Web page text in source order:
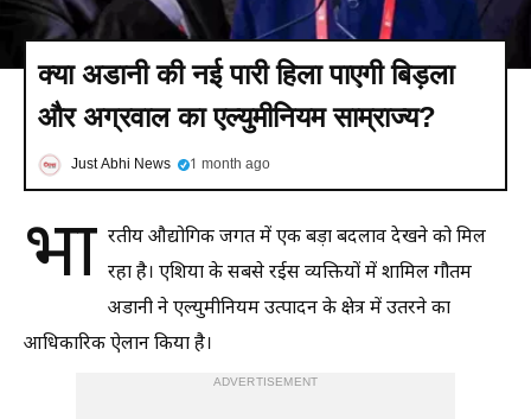
क्या अडानी की नई पारी हिला पाएगी बिड़ला
और अग्रवाल का एल्युमीनियम साम्राज्य?​
Just Abhi News 1 month ago
भा रतीय औद्योगिक जगत में एक बड़ा बदलाव देखने को मिल
रहा है। एशिया के सबसे रईस व्यक्तियों में शामिल गौतम
अडानी ने एल्युमीनियम उत्पादन के क्षेत्र में उतरने का
आधिकारिक ऐलान किया है।
ADVERTISEMENT